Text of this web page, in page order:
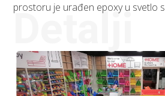
Detalji
prostoru je urađen epoxy u svetlo